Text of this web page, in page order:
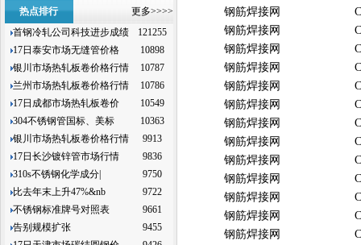
热点排行
更多>>>>
首钢冷轧公司科技进步成绩
121255
17日泰安市场无缝管价格
10898
银川市场热轧板卷价格行情
10787
兰州市场热轧板卷价格行情
10786
17日成都市场热轧板卷价
10549
304不锈钢管国标、美标
10363
银川市场热轧板卷价格行情
9913
17日长沙镀锌管市场行情
9836
310s不锈钢化学成分|
9750
比去年末上升47%&nb
9722
不锈钢标准牌号对照表
9661
告别规模扩张
9455
钢筋焊接网
钢筋焊接网
钢筋焊接网
钢筋焊接网
钢筋焊接网
钢筋焊接网
钢筋焊接网
钢筋焊接网
钢筋焊接网
钢筋焊接网
钢筋焊接网
钢筋焊接网
钢筋焊接网